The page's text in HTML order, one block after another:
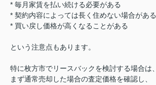
* 毎月家賃を払い続ける必要がある
* 契約内容によっては長く住めない場合がある
* 買い戻し価格が高くなることがある
という注意点もあります。
特に枚方市でリースバックを検討する場合は、
まず通常売却した場合の査定価格を確認し、